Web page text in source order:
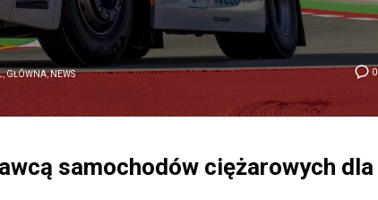
0
,GŁÓWNA,NEWS
samochodów ciężarowych dla